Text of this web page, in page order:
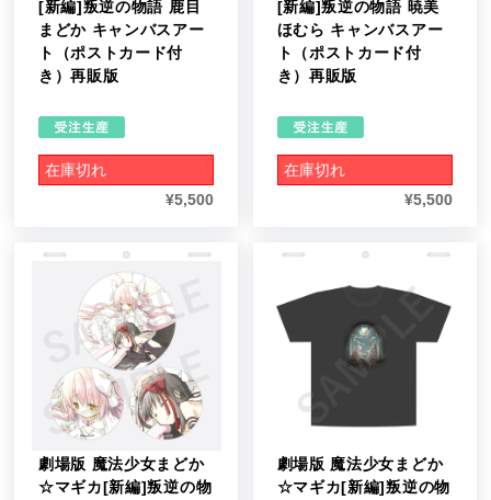
[新編]叛逆の物語 鹿目
まどか キャンバスアー
ト（ポストカード付
き）再販版
在庫切れ
¥5,500
[新編]叛逆の物語 暁美
ほむら キャンバスアー
ト（ポストカード付
き）再販版
在庫切れ
¥5,500
劇場版 魔法少女まどか
☆マギカ[新編]叛逆の物
劇場版 魔法少女まどか
☆マギカ[新編]叛逆の物